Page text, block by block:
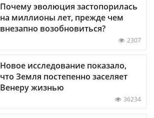
Почему эволюция застопорилась
на миллионы лет, прежде чем
внезапно возобновиться?
2307
Новое исследование показало,
что Земля постепенно заселяет
Венеру жизнью
36234